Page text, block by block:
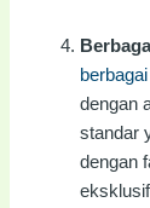
dengan
standar
dengan